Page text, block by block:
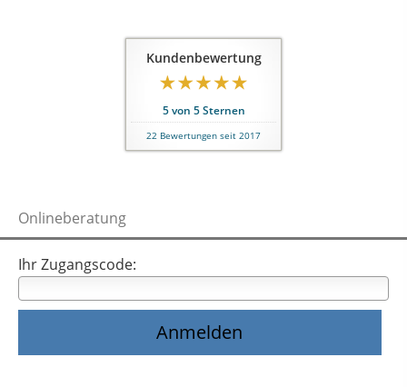
Kundenbewertung
5von 5Sternen
22 Bewertungen seit 2017
Onlineberatung
Ihr Zugangscode: